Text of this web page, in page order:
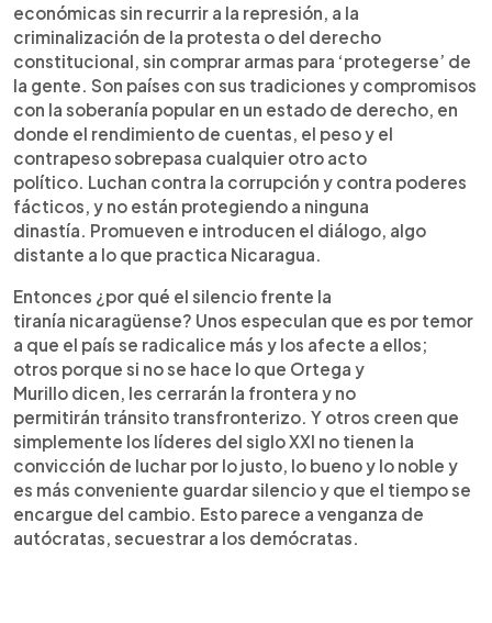
económicas sin recurrir a la represión, a la
criminalización de la protesta o del derecho
constitucional, sin comprar armas para ‘protegerse’ de
la gente. Son países con sus tradiciones y compromisos
con la soberanía popular en un estado de derecho, en
donde el rendimiento de cuentas, el peso y el
contrapeso sobrepasa cualquier otro acto
político. Luchan contra la corrupción y contra poderes
fácticos, y no están protegiendo a ninguna
dinastía. Promueven e introducen el diálogo, algo
distante a lo que practica Nicaragua.
Entonces ¿por qué el silencio frente la
tiranía nicaragüense? Unos especulan que es por temor
a que el país se radicalice más y los afecte a ellos;
otros porque si no se hace lo que Ortega y
Murillo dicen, les cerrarán la frontera y no
permitirán tránsito transfronterizo. Y otros creen que
simplemente los líderes del siglo XXI no tienen la
convicción de luchar por lo justo, lo bueno y lo noble y
es más conveniente guardar silencio y que el tiempo se
encargue del cambio. Esto parece a venganza de
autócratas, secuestrar a los demócratas.